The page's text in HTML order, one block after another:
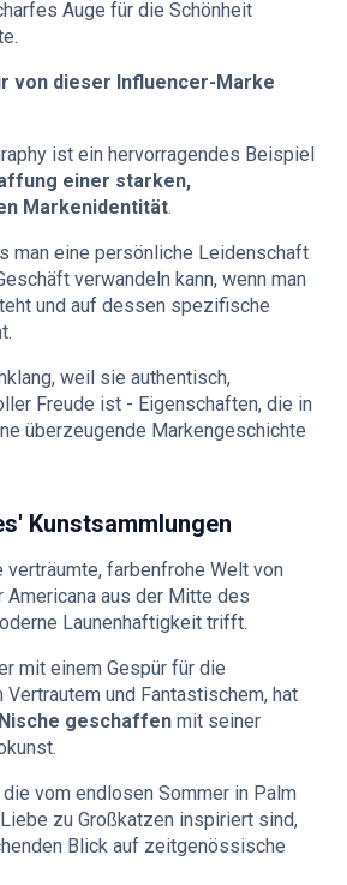
Auge für die Schönheit
von dieser Influencer-Marke
ist ein hervorragendes Beispiel
einer starken,
Markenidentität.
man eine persönliche Leidenschaft
verwandeln kann, wenn man
und auf dessen spezifische
weil sie authentisch,
Freude ist - Eigenschaften, die in
überzeugende Markengeschichte
Kunstsammlungen
verträumte, farbenfrohe Welt von
Americana aus der Mitte des
Launenhaftigkeit trifft.
mit einem Gespür für die
und Fantastischem, hat
geschaffen mit seiner
vom endlosen Sommer in Palm
zu Großkatzen inspiriert sind,
Blick auf zeitgenössische